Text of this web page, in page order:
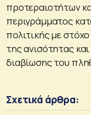
προτεραιοτήτων
περιγράμματος
πολιτικής με
της ανισότητας
διαβίωσης του
Σχετικά άρθρα: